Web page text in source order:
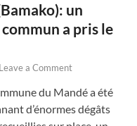
un
a pris le
Leave a Comment
du Mandé a été
d’énormes dégâts